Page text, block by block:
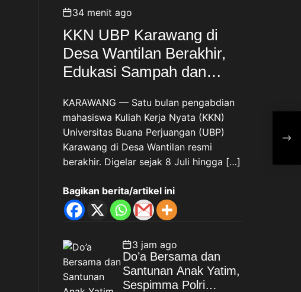
34 menit ago
KKN UBP Karawang di
Desa Wantilan Berakhir,
Edukasi Sampah dan
Warisan Pengabdian
KARAWANG — Satu bulan pengabdian
mahasiswa Kuliah Kerja Nyata (KKN)
Universitas Buana Perjuangan (UBP)
Karawang di Desa Wantilan resmi
berakhir. Digelar sejak 8 Juli hingga […]
Bagikan berita/artikel ini
3 jam ago
Do’a Bersama dan
Santunan Anak Yatim,
Sespimma Polri